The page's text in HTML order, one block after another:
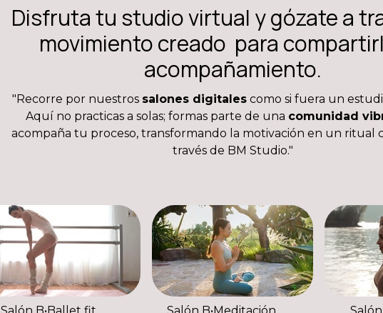
Disfruta tu studio virtual y gózate a
movimiento creado para
acompañamiento.
"Recorre por nuestros salones digitalescomo si fuera un
Aquí no practicas a solas; formas parte de una comunidad
acompaña tu proceso, transformando la motivación en un ritual
través de BM Studio."